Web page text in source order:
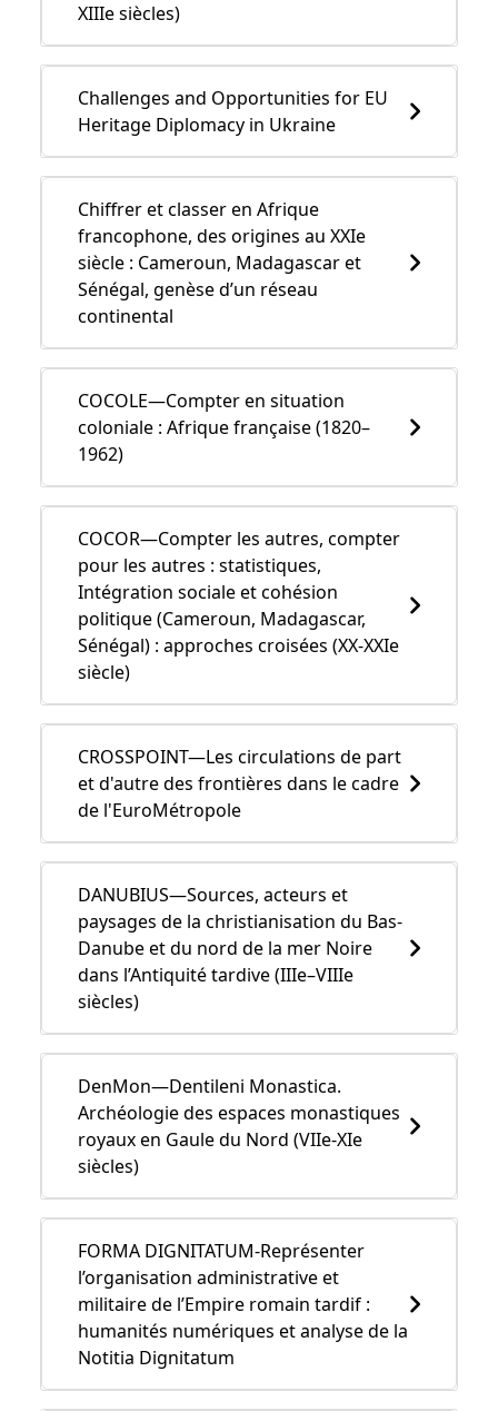
XIIIe siècles)
Challenges and Opportunities for EU
Heritage Diplomacy in Ukraine
Chiffrer et classer en Afrique
francophone, des origines au XXIe
siècle : Cameroun, Madagascar et
Sénégal, genèse d’un réseau
continental
COCOLE—Compter en situation
coloniale : Afrique française (1820–
1962)
COCOR—Compter les autres, compter
pour les autres : statistiques,
Intégration sociale et cohésion
politique (Cameroun, Madagascar,
Sénégal) : approches croisées (XX-XXIe
siècle)
CROSSPOINT—Les circulations de part
et d'autre des frontières dans le cadre
de l'EuroMétropole
DANUBIUS—Sources, acteurs et
paysages de la christianisation du Bas-
Danube et du nord de la mer Noire
dans l’Antiquité tardive (IIIe–VIIIe
siècles)
DenMon—Dentileni Monastica.
Archéologie des espaces monastiques
royaux en Gaule du Nord (VIIe-XIe
siècles)
FORMA DIGNITATUM-Représenter
l’organisation administrative et
militaire de l’Empire romain tardif :
humanités numériques et analyse de la
Notitia Dignitatum